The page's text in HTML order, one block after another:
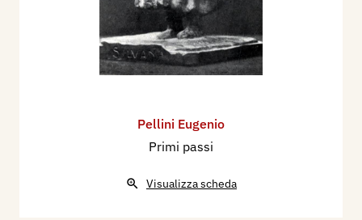
Pellini Eugenio
Primi passi
Visualizza scheda